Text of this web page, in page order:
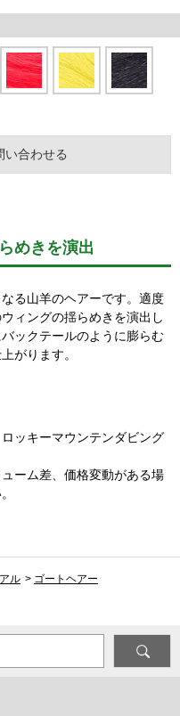
い合わせる
めきを演出
る山羊のヘアーです。適度
ィングの揺らめきを演出し
ックテールのように膨らむ
がります。
ッキーマウンテンダビング
ーム差、価格変動がある場
ル > ゴートヘアー